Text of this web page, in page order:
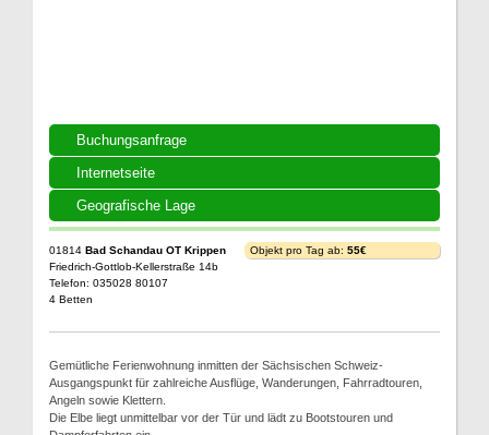
Buchungsanfrage
Internetseite
Geografische Lage
01814 Bad Schandau OT Krippen
Friedrich-Gottlob-Kellerstraße 14b
Telefon: 035028 80107
4 Betten
Objekt pro Tag ab: 55€
Gemütliche Ferienwohnung inmitten der Sächsischen Schweiz-
Ausgangspunkt für zahlreiche Ausflüge, Wanderungen, Fahrradtouren,
Angeln sowie Klettern.
Die Elbe liegt unmittelbar vor der Tür und lädt zu Bootstouren und